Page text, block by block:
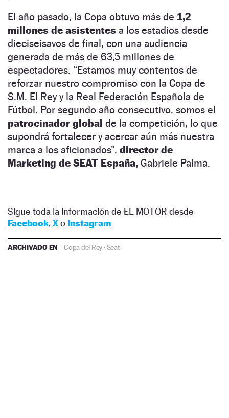
El año pasado, la Copa obtuvo más de 1,2
millones de asistentes a los estadios desde
dieciseisavos de final, con una audiencia
generada de más de 63,5 millones de
espectadores. “Estamos muy contentos de
reforzar nuestro compromiso con la Copa de
S.M. El Rey y la Real Federación Española de
Fútbol. Por segundo año consecutivo, somos el
patrocinador global de la competición, lo que
supondrá fortalecer y acercar aún más nuestra
marca a los aficionados”, director de
Marketing de SEAT España, Gabriele Palma.
Sigue toda la información de EL MOTOR desde
Facebook, Xo Instagram
ARCHIVADO EN Copa del Rey ·Seat